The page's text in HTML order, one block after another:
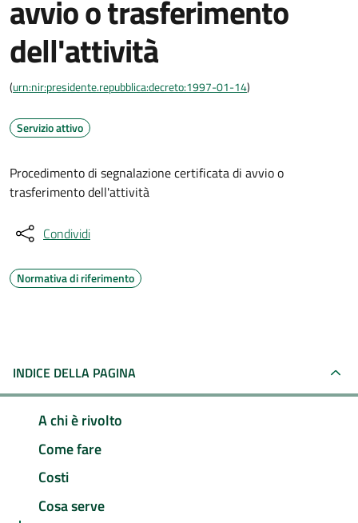
avvio o trasferimento
dell'attività
(urn:nir:presidente.repubblica:decreto:1997-01-14)
Servizio attivo
Procedimento di segnalazione certificata di avvio o
trasferimento dell'attività
Condividi
Normativa di riferimento
INDICE DELLA PAGINA
A chi è rivolto
Come fare
Costi
Cosa serve